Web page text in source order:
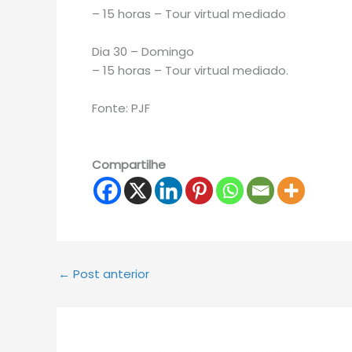
– 15 horas – Tour virtual mediado
Dia 30 – Domingo
– 15 horas – Tour virtual mediado.
Fonte: PJF
Compartilhe
← Post anterior